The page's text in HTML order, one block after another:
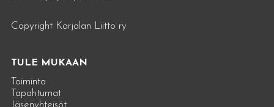
Copyright Karjalan Liitto ry
TULE MUKAAN
Toiminta
Tapahtumat